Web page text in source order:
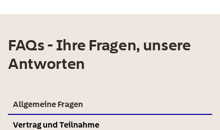
FAQs - Ihre Fragen, unsere
Antworten
Allgemeine Fragen
Vertrag und Teilnahme